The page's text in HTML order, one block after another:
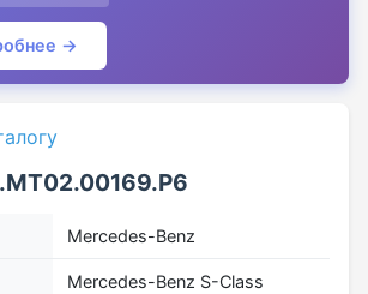
→
Mercedes-Benz
Mercedes-Benz S-Class